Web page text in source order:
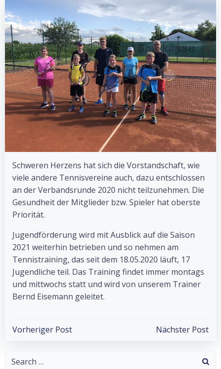
Schweren Herzens hat sich die Vorstandschaft, wie
viele andere Tennisvereine auch, dazu entschlossen
an der Verbandsrunde 2020 nicht teilzunehmen. Die
Gesundheit der Mitglieder bzw. Spieler hat oberste
Priorität.
Jugendförderung wird mit Ausblick auf die Saison
2021 weiterhin betrieben und so nehmen am
Tennistraining, das seit dem 18.05.2020 läuft, 17
Jugendliche teil. Das Training findet immer montags
und mittwochs statt und wird von unserem Trainer
Bernd Eisemann geleitet.
Post
navigation
Vorheriger Post
navigation
Nächster Post
Search